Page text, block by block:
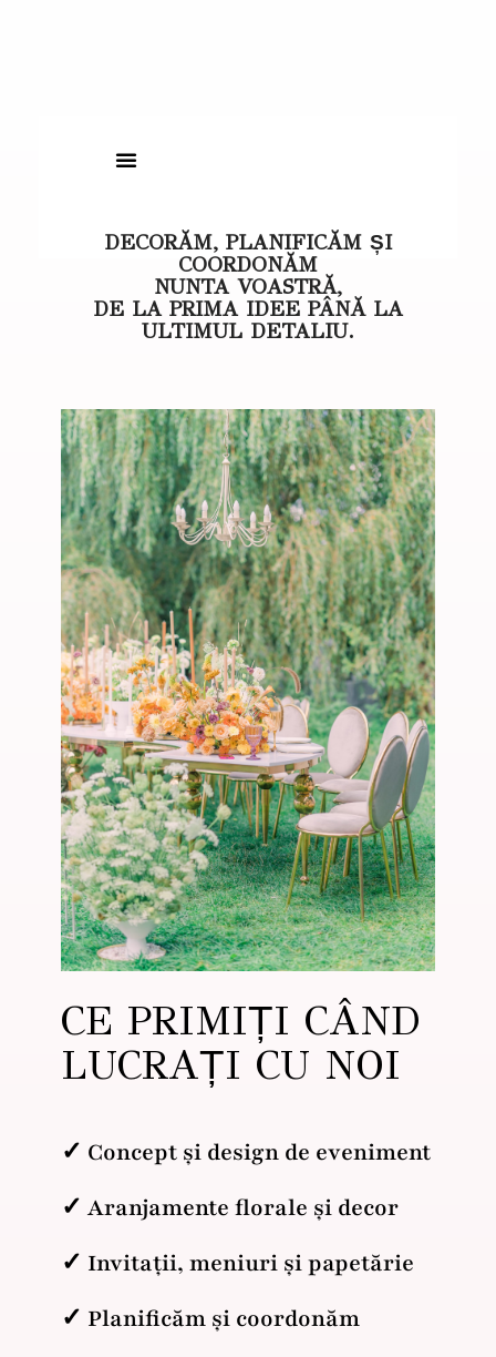
DECORĂM, PLANIFICĂM ȘI
COORDONĂM
NUNTA VOASTRĂ,
DE LA PRIMA IDEE PÂNĂ LA
ULTIMUL DETALIU.
CE PRIMIȚI CÂND
LUCRAȚI CU NOI
✓ Concept și design de eveniment
✓ Aranjamente florale și decor
✓ Invitații, meniuri și papetărie
✓ Planificăm și coordonăm